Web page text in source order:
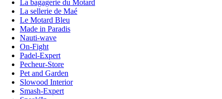
La bagagerie du Motard
La sellerie de Maé
Le Motard Bleu
Made in Paradis
Nauti-wave
On-Fight
Padel-Expert
Pecheur-Store
Pet and Garden
Slowood Interior
Smash-Expert